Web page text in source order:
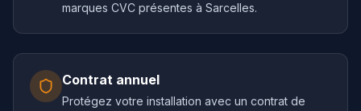
marques CVC présentes à Sarcelles.
Contrat annuel
Protégez votre installation avec un contrat de